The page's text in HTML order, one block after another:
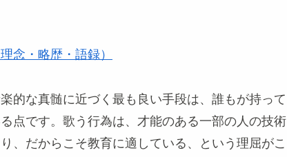
念・略歴・語録）
的な真髄に近づく最も良い手段は、誰もが持って
点です。歌う行為は、才能のある一部の人の技術
、だからこそ教育に適している、という理屈がこ